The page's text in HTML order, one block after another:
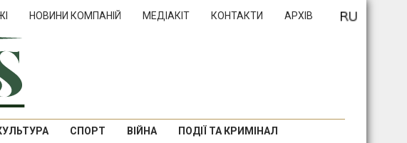
НОВИНИ КОМПАНІЙ МЕДІАКІТ КОНТАКТИ АРХІВ
СПОРТ ВІЙНА ПОДІЇ ТА КРИМІНАЛ